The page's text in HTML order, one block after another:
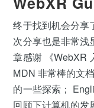
终于找到机会分享
次分享也是非常浅
章感谢 《WebXR
MDN 非常棒的文
的一些探索；
回顾下计算机的